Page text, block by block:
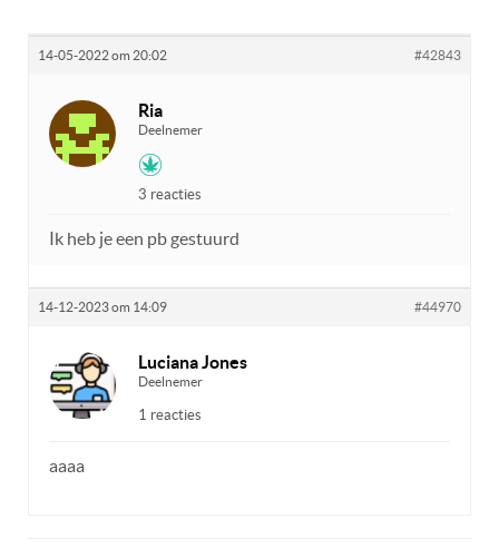
14-05-2022 om 20:02 #42843
Ria
Deelnemer
3 reacties
Ik heb je een pb gestuurd
14-12-2023 om 14:09 #44970
Luciana Jones
Deelnemer
1 reacties
aaaa